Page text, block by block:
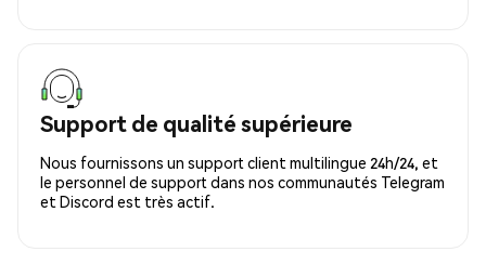
Support de qualité supérieure
Nous fournissons un support client multilingue 24h/24, et
le personnel de support dans nos communautés Telegram
et Discord est très actif.